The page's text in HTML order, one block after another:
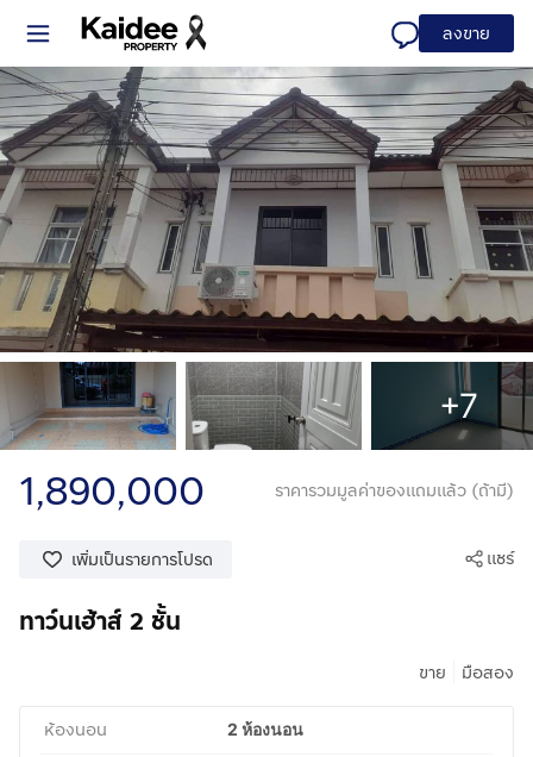
ลงขาย
+7
1,890,000 ราคารวมมูลค่าของแถมแล้ว (ถ้ามี)
เพิ่มเป็นรายการโปรด แชร์
ทาว์นเฮ้าส์ 2 ชั้น
ขาย มือสอง
ห้องนอน 2 ห้องนอน